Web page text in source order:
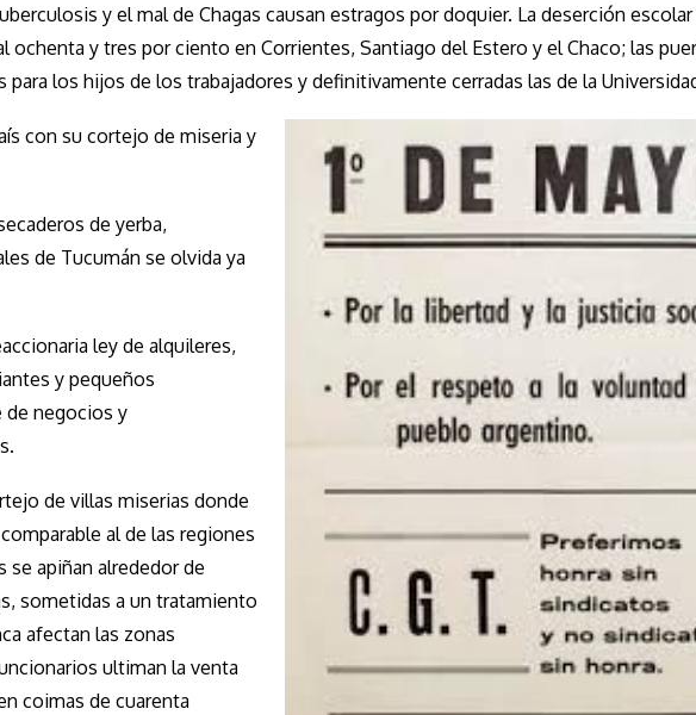
y el mal de Chagas causan estragos por doquier. La deserción
y tres por ciento en Corrientes, Santiago del Estero y el Chaco; las
los hijos de los trabajadores y definitivamente cerradas las de la
con su cortejo de miseria y
de yerba,
de Tucumán se olvida ya
ley de alquileres,
y pequeños
de negocios y
de villas miserias donde
al de las regiones
se apiñan alrededor de
sometidas a un tratamiento
afectan las zonas
ultiman la venta
coimas de cuarenta